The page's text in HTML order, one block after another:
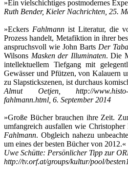
»Ein vielschichtiges postmodernes
Ruth Bender, Kieler Nachrichten, 25.
»Eckers Fahlmann ist Literatur, die
Prozess handelt, Metafiktion in ihrer
anspruchsvoll wie John Barts Der
Wilsons Masken der Illuminaten. Die
intellektuellem Tiefgang mit
Gewässer und Pfützen, von Kalauern
zu Slapstickszenen, ist durchaus
Almut Oetjen, http://www.histo-
fahlmann.html, 6. September 2014
»Große Bücher brauchen ihre Zeit.
umfangreich ausfallen wie Christopher
Fahlmann. Obgleich nahezu
um eines der besten Bücher von 2012.«
Uwe Schütte: Persönlicher Tipp zur
http://tv.orf.at/groups/kultur/pool/